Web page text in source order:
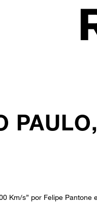
PAULO,